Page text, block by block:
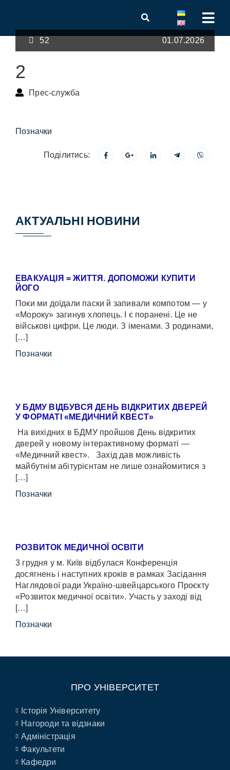
52 01.07.2026
2
Прес-служба
Позначки
Поділитись:
АКТУАЛЬНІ НОВИНИ
ЕВАКУАЦІЯ = ЖИТТЯ. ДОПОМОЖИ КУПИТИ
ЙОГО
Поки ми доїдали паски й запивали компотом — у
«Мороку» загинув хлопець. І є поранені. Це не
військові цифри. Це люди. З іменами. З родинами,
[…]
Позначки
У БДМУ ВІДБУВСЯ ДЕНЬ ВІДКРИТИХ ДВЕРЕЙ
У ФОРМАТІ «МЕДИЧНИЙ КВЕСТ»
На вихідних в БДМУ пройшов День відкритих
дверей у новому інтерактивному форматі —
«Медичний квест». Захід дав можливість
майбутнім абітурієнтам не лише ознайомитися з
[…]
Позначки
РОЗВИТОК МЕДИЧНОЇ ОСВІТИ
3 грудня у м. Київ відбулася Конференція
досягнень і наступних кроків в рамках Засідання
Наглядової ради Україно-швейцарського Проєкту
«Розвиток медичної освіти». Участь у заході від
[…]
Позначки
ПРО УНІВЕРСИТЕТ
Історія Університету
Нагороди та відзнаки
Адміністрація
Факультети
Кафедри